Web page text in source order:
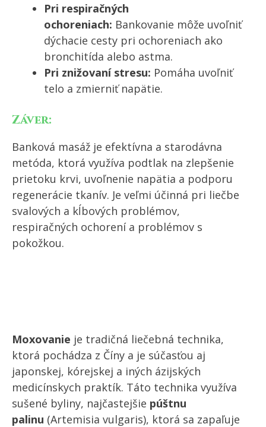
Pri respiračných
ochoreniach: Bankovanie môže uvoľniť
dýchacie cesty pri ochoreniach ako
bronchitída alebo astma.
Pri znižovaní stresu: Pomáha uvoľniť
telo a zmierniť napätie.
Záver:
Banková masáž je efektívna a starodávna
metóda, ktorá využíva podtlak na zlepšenie
prietoku krvi, uvoľnenie napätia a podporu
regenerácie tkanív. Je veľmi účinná pri liečbe
svalových a kĺbových problémov,
respiračných ochorení a problémov s
pokožkou.
Moxovanie je tradičná liečebná technika,
ktorá pochádza z Číny a je súčasťou aj
japonskej, kórejskej a iných ázijských
medicínskych praktík. Táto technika využíva
sušené byliny, najčastejšie púštnu
palinu (Artemisia vulgaris), ktorá sa zapaľuje